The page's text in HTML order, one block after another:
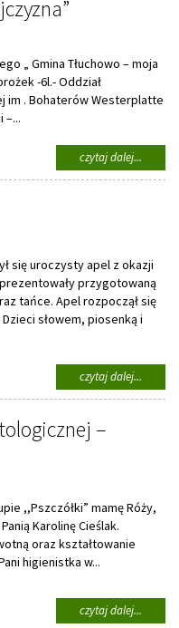
„ Gmina Tłuchowo – moja
-6l.- Oddział
im . Bohaterów Westerplatte
–...
czytaj dalej...
temat:
–
moja
mała
się uroczysty apel z okazji
przygotowaną
tańce. Apel rozpoczął się
słowem, piosenką i
czytaj dalej...
temat:
–
,,Pszczółki” mamę Róży,
Karolinę Cieślak.
oraz kształtowanie
higienistka w...
czytaj dalej...